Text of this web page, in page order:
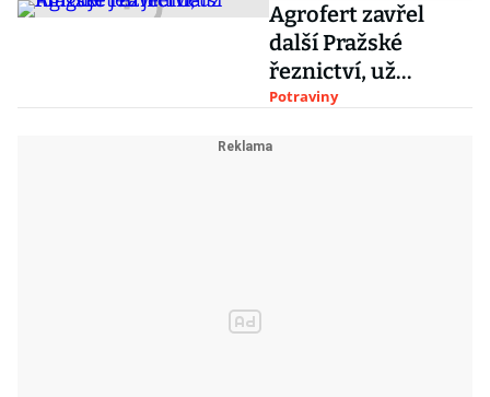
Agrofert zavřel
další Pražské
řeznictví, už
funguje jen jediné
Potraviny